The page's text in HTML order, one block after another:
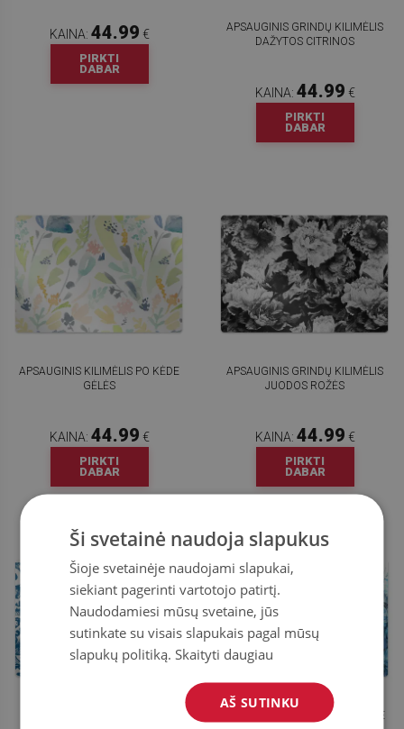
KAINA: 44.99 €
PIRKTI
DABAR
APSAUGINIS GRINDŲ KILIMĖLIS
DAŽYTOS CITRINOS
KAINA: 44.99 €
PIRKTI
DABAR
APSAUGINIS KILIMĖLIS PO KĖDE
GĖLĖS
KAINA: 44.99 €
PIRKTI
DABAR
APSAUGINIS GRINDŲ KILIMĖLIS
JUODOS ROŽĖS
KAINA: 44.99 €
PIRKTI
DABAR
APSAUGINIS KILIMĖLIS PO KĖDE
Ši svetainė naudoja slapukus
Šioje svetainėje naudojami slapukai,
siekiant pagerinti vartotojo patirtį.
Naudodamiesi mūsų svetaine, jūs
sutinkate su visais slapukais pagal mūsų
slapukų politiką.Skaityti daugiau
AŠ SUTINKU